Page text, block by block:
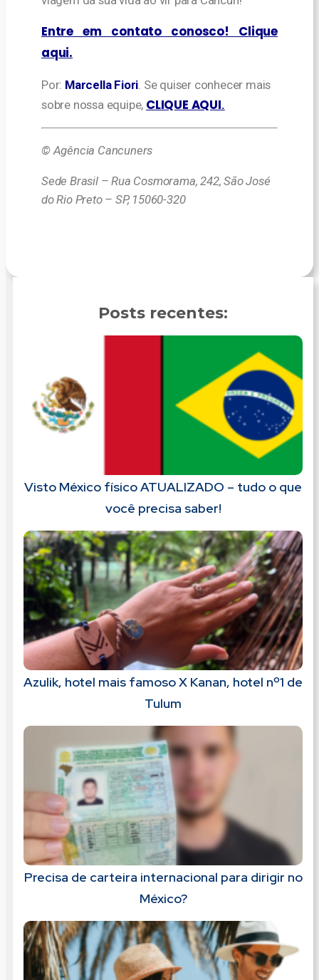
Entre em contato conosco! Clique
aqui.
Por: Marcella Fiori. Se quiser conhecer mais
sobre nossa equipe, CLIQUE AQUI.
© Agência Cancuners
Sede Brasil – Rua Cosmorama, 242, São José
do Rio Preto – SP, 15060-320
Posts recentes:
Visto México físico ATUALIZADO – tudo o que
você precisa saber!
Azulik, hotel mais famoso X Kanan, hotel nº1 de
Tulum
Precisa de carteira internacional para dirigir no
México?